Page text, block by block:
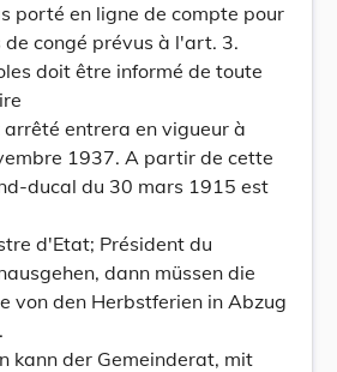
porté en ligne de compte pour
de congé prévus à l'art. 3.
doit être informé de toute
entrera en vigueur à
1937. A partir de cette
ducal du 30 mars 1915 est
d'Etat; Président du
dann müssen die
von den Herbstferien in Abzug
kann der Gemeinderat, mit